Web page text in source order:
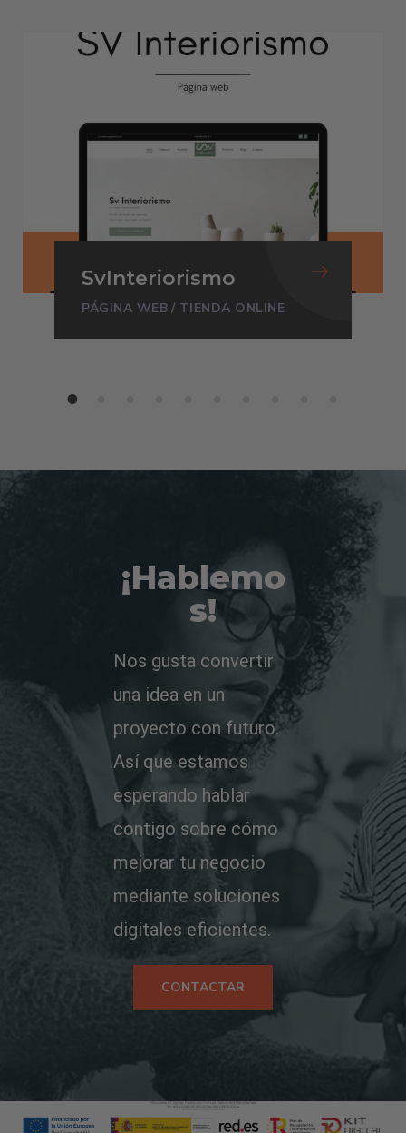
VitiCampo
PÁGINA WEB / TIENDA ONLINE
1
¡Hablemo
s!
Nos gusta convertir
una idea en un
proyecto con futuro.
Así que estamos
esperando hablar
contigo sobre cómo
mejorar tu negocio
mediante soluciones
digitales eficientes.
CONTACTAR